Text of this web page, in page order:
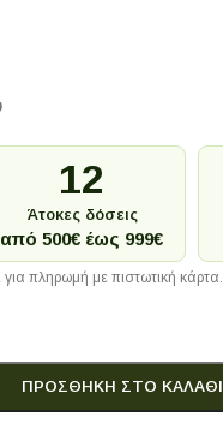
12
Άτοκες δόσεις
από 500€ έως 999€
πληρωμή με πιστωτική
ΠΡΟΣΘΉΚΗ ΣΤΟ ΚΑΛΆΘΙ